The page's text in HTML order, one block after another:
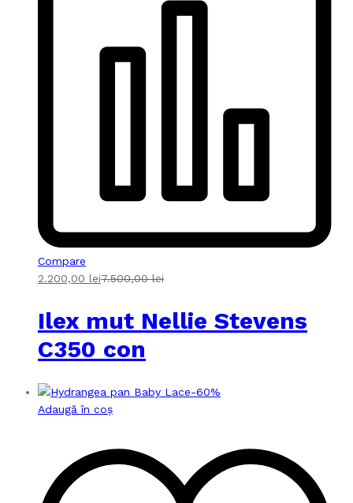
Compare
2.200,00 lei7.500,00lei
Ilex mut Nellie Stevens
C350 con
-60%
Adaugă în coș